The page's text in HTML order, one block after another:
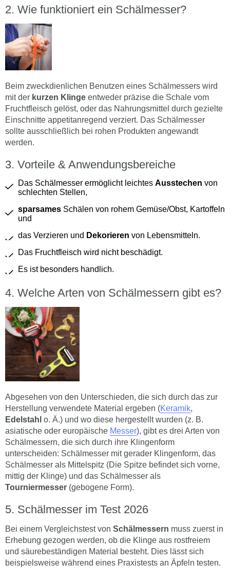
Wie funktioniert ein Schälmesser?
Beim zweckdienlichen Benutzen eines Schälmessers wird
mit der kurzen Klinge entweder präzise die Schale vom
Fruchtfleisch gelöst, oder das Nahrungsmittel durch gezielte
Einschnitte appetitanregend verziert. Das Schälmesser
sollte ausschließlich bei rohen Produkten angewandt
werden.
Vorteile & Anwendungsbereiche
Das Schälmesser ermöglicht leichtes Ausstechen von
schlechten Stellen,
sparsames Schälen von rohem Gemüse/Obst, Kartoffeln
und
das Verzieren und Dekorieren von Lebensmitteln.
Das Fruchtfleisch wird nicht beschädigt.
Es ist besonders handlich.
Welche Arten von Schälmessern gibt es?
Abgesehen von den Unterschieden, die sich durch das zur
Herstellung verwendete Material ergeben (Keramik,
Edelstahl o. Ä.) und wo diese hergestellt wurden (z. B.
asiatische oder europäische Messer), gibt es drei Arten von
Schälmessern, die sich durch ihre Klingenform
unterscheiden: Schälmesser mit gerader Klingenform, das
Schälmesser als Mittelspitz (Die Spitze befindet sich vorne,
mittig der Klinge) und das Schälmesser als
Tourniermesser (gebogene Form).
Schälmesser im Test 2026
Bei einem Vergleichstest von Schälmessern muss zuerst in
Erhebung gezogen werden, ob die Klinge aus rostfreiem
und säurebeständigen Material besteht. Dies lässt sich
beispielsweise während eines Praxistests an Äpfeln testen.